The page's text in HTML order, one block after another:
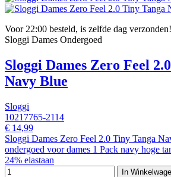
Voor 22:00 besteld, is zelfde dag verzonden!
Sloggi Dames Ondergoed
Sloggi Dames Zero Feel
Navy Blue
Sloggi
10217765-2114
€ 14,99
Sloggi Dames Zero Feel 2.0 Tiny Tanga
ondergoed voor dames 1 Pack navy hoge
24% elastaan
In